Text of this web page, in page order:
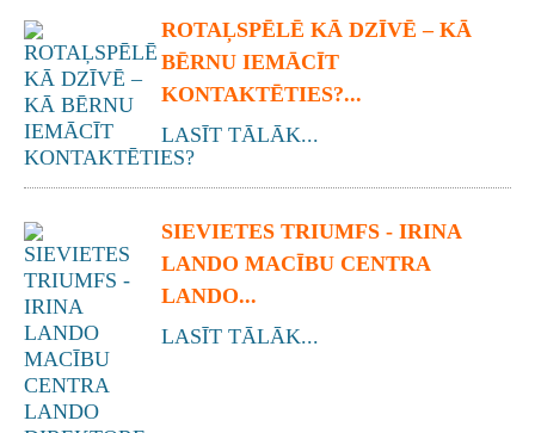
ROTAĻSPĒLĒ KĀ DZĪVĒ – KĀ
BĒRNU IEMĀCĪT
KONTAKTĒTIES?...
LASĪT TĀLĀK...
SIEVIETES TRIUMFS - IRINA
LANDO MACĪBU CENTRA
LANDO...
LASĪT TĀLĀK...